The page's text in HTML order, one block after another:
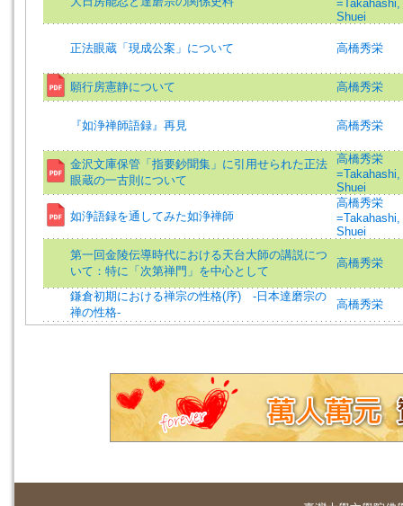
=Takahashi,
Shuei
正法眼蔵「現成公案」について 高橋秀栄
願行房憲静について 高橋秀栄
『如浄禅師語録』再見 高橋秀栄
金沢文庫保管「指要鈔聞集」に引用せられた正法
眼蔵の一古則について
高橋秀栄
=Takahashi,
Shuei
如浄語録を通してみた如浄禅師
高橋秀栄
=Takahashi,
Shuei
第一回金陵伝導時代における天台大師の講説につ
いて：特に「次第禅門」を中心として
高橋秀栄
鎌倉初期における禅宗の性格(序) ‐日本達磨宗の
禅の性格‐
高橋秀栄